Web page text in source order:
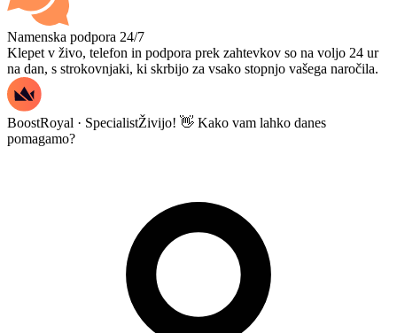
Namenska podpora 24/7
Klepet v živo, telefon in podpora prek zahtevkov so na voljo 24 ur
na dan, s strokovnjaki, ki skrbijo za vsako stopnjo vašega naročila.
BoostRoyal · SpecialistŽivijo! 👋 Kako vam lahko danes
pomagamo?